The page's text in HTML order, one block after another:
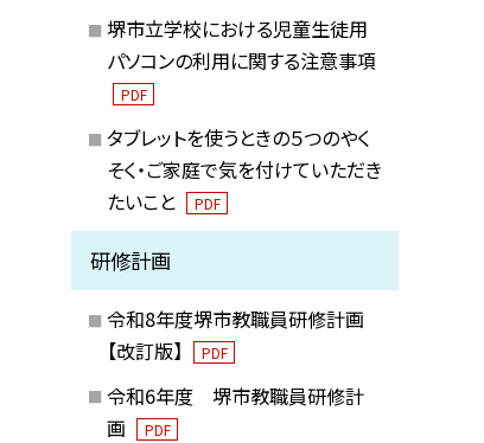
堺市立学校における児童生徒用
パソコンの利用に関する注意事項
PDF
タブレットを使うときの５つのやく
そく・ご家庭で気を付けていただき
たいこと
PDF
研修計画
令和8年度堺市教職員研修計画
【改訂版】
PDF
令和6年度 堺市教職員研修計
画
PDF